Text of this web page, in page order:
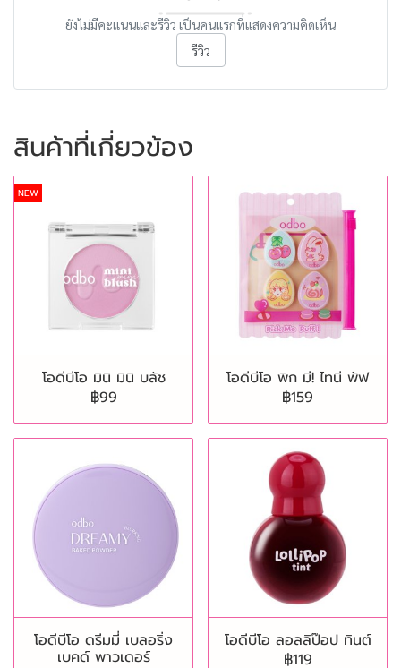
ยังไม่มีคะแนนและรีวิว เป็นคนแรกที่แสดงความคิดเห็น
รีวิว
สินค้าที่เกี่ยวข้อง
NEW
โอดีบีโอ มินิ มินิ บลัช
฿99
โอดีบีโอ พิก มี! ไทนี พัฟ
฿159
โอดีบีโอ ดรีมมี่ เบลอริ่ง
เบคด์ พาวเดอร์
โอดีบีโอ ลอลลิป๊อป ทินต์
฿119